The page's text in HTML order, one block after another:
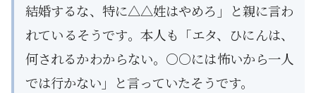
結婚するな、特に△△姓はやめろ」と親に言わ
れているそうです。本人も「エタ、ひにんは、
何されるかわからない。○○には怖いから一人
では行かない」と言っていたそうです。